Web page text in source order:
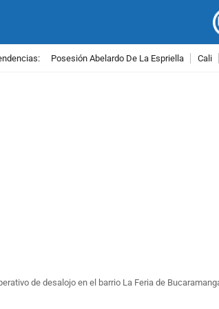
Posesión Abelardo De La Espriella Cali
de desalojo en el barrio La Feria de